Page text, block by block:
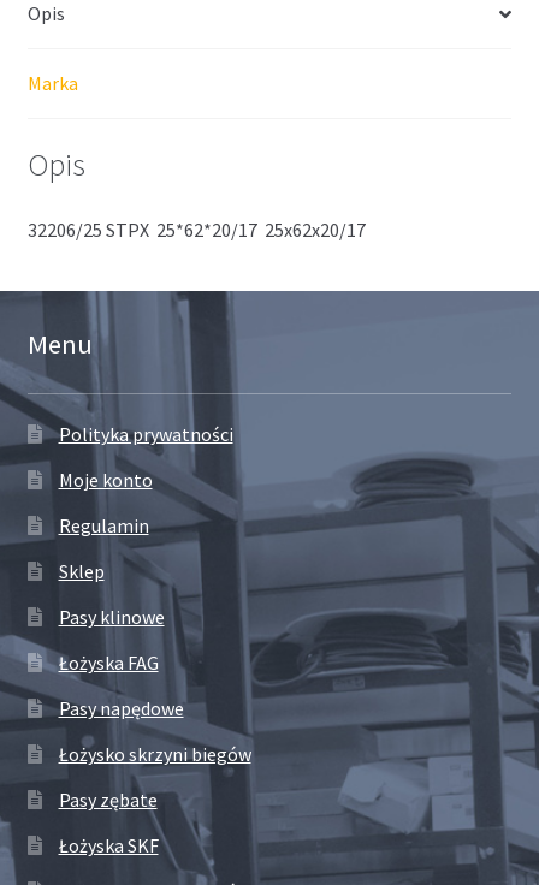
Opis
Marka
Opis
32206/25 STPX 25*62*20/17 25x62x20/17
Menu
Polityka prywatności
Moje konto
Regulamin
Sklep
Pasy klinowe
Łożyska FAG
Pasy napędowe
Łożysko skrzyni biegów
Pasy zębate
Łożyska SKF